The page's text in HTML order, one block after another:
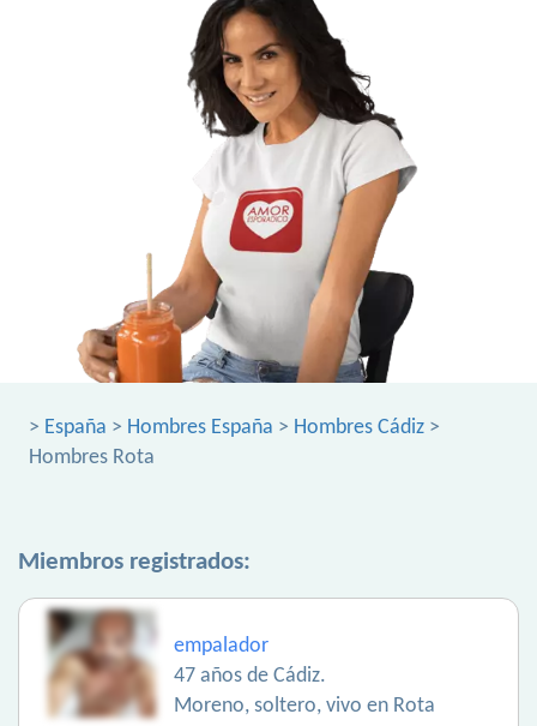
> España > Hombres España > Hombres Cádiz >
Hombres Rota
Miembros registrados:
empalador
47 años de Cádiz.
Moreno, soltero, vivo en Rota